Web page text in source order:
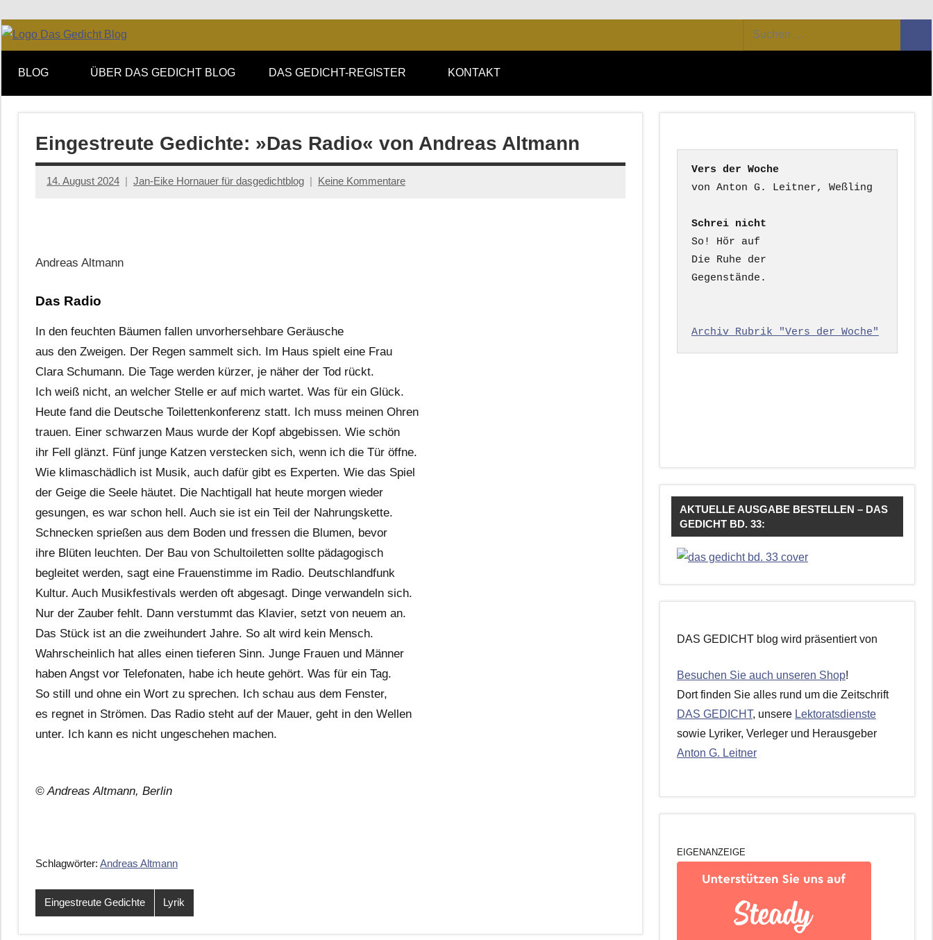
Inhalt
DAS
GEDICHT
blog
von
DAS
GEDICHT.
für
Lyrik,
Essay
Suchen
BLOG ÜBER DAS GEDICHT BLOG DAS GEDICHT-REGISTER KONTAKT
Eingestreute Gedichte: »Das Radio« von Andreas Altmann
14. August 2024 Jan-Eike Hornauer für dasgedichtblog Keine Kommentare
Andreas Altmann
Das Radio
In den feuchten Bäumen fallen unvorhersehbare Geräusche
aus den Zweigen. Der Regen sammelt sich. Im Haus spielt eine Frau
Clara Schumann. Die Tage werden kürzer, je näher der Tod rückt.
Ich weiß nicht, an welcher Stelle er auf mich wartet. Was für ein Glück.
Heute fand die Deutsche Toilettenkonferenz statt. Ich muss meinen Ohren
trauen. Einer schwarzen Maus wurde der Kopf abgebissen. Wie schön
ihr Fell glänzt. Fünf junge Katzen verstecken sich, wenn ich die Tür öffne.
Wie klimaschädlich ist Musik, auch dafür gibt es Experten. Wie das Spiel
der Geige die Seele häutet. Die Nachtigall hat heute morgen wieder
gesungen, es war schon hell. Auch sie ist ein Teil der Nahrungskette.
Schnecken sprießen aus dem Boden und fressen die Blumen, bevor
ihre Blüten leuchten. Der Bau von Schultoiletten sollte pädagogisch
begleitet werden, sagt eine Frauenstimme im Radio. Deutschlandfunk
Kultur. Auch Musikfestivals werden oft abgesagt. Dinge verwandeln sich.
Nur der Zauber fehlt. Dann verstummt das Klavier, setzt von neuem an.
Das Stück ist an die zweihundert Jahre. So alt wird kein Mensch.
Wahrscheinlich hat alles einen tieferen Sinn. Junge Frauen und Männer
haben Angst vor Telefonaten, habe ich heute gehört. Was für ein Tag.
So still und ohne ein Wort zu sprechen. Ich schau aus dem Fenster,
es regnet in Strömen. Das Radio steht auf der Mauer, geht in den Wellen
unter. Ich kann es nicht ungeschehen machen.
© Andreas Altmann, Berlin
Schlagwörter: Andreas Altmann
Eingestreute Gedichte Lyrik
Vers der Woche
Schrei nicht
So! Hör auf
Die Ruhe der
Gegenstände.
Archiv Rubrik "Vers der Woche"
AKTUELLE AUSGABE BESTELLEN – DAS
GEDICHT BD. 33:
DAS GEDICHT blog wird präsentiert von
Besuchen Sie auch unseren Shop!
Dort finden Sie alles rund um die Zeitschrift
DAS GEDICHT, unsere Lektoratsdienste
sowie Lyriker, Verleger und Herausgeber
Anton G. Leitner
EIGENANZEIGE